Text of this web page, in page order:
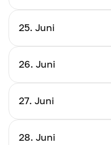
Tägliche Veränderung
Preisvorhersage
Tägliche Veränderung
25. Juni
Preisvorhersage
Tägliche Veränderung
26. Juni
Preisvorhersage
27. Juni
Preisvorhersage
28. Juni